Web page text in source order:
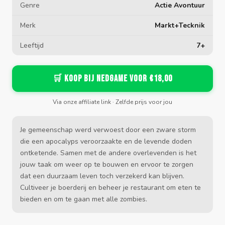
Genre Actie Avontuur
Merk Markt+Tecknik
Leeftijd 7+
🛒 Koop bij Nedgame voor €18,00
Via onze affiliate link · Zelfde prijs voor jou
Je gemeenschap werd verwoest door een zware storm
die een apocalyps veroorzaakte en de levende doden
ontketende. Samen met de andere overlevenden is het
jouw taak om weer op te bouwen en ervoor te zorgen
dat een duurzaam leven toch verzekerd kan blijven.
Cultiveer je boerderij en beheer je restaurant om eten te
bieden en om te gaan met alle zombies.